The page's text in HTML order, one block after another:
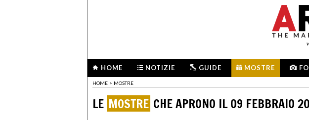
HOME NOTIZIE GUIDE MOSTRE
HOME > MOSTRE
LE MOSTRE CHE APRONO IL 09 FEBBRAIO